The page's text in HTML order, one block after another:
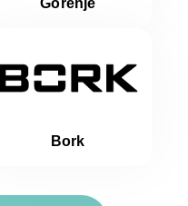
Gorenje
Bork